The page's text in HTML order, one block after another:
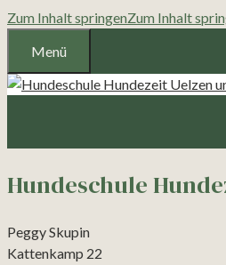
Zum Inhalt springenZum Inhalt
Menü
Hundeschule
Peggy Skupin
Kattenkamp 22